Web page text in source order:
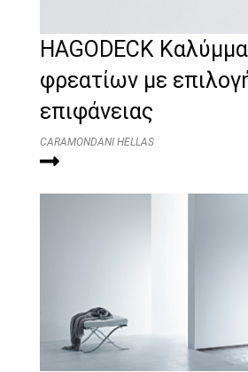
HAGODECK
φρεατίων με
επιφάνειας
CARAMONDANI HELLAS